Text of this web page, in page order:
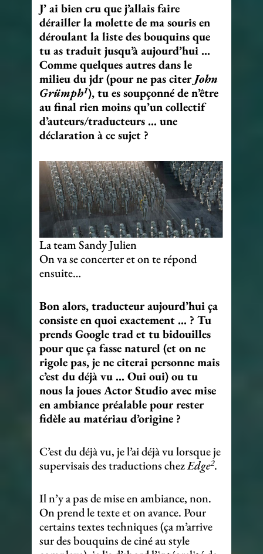
J’ ai bien cru que j’allais faire
dérailler la molette de ma souris en
déroulant la liste des bouquins que
tu as traduit jusqu’à aujourd’hui …
Comme quelques autres dans le
milieu du jdr (pour ne pas citerJohn
Grümph1), tu es soupçonné de n’être
au final rien moins qu’un collectif
d’auteurs/traducteurs … une
déclaration à ce sujet ?
La team Sandy Julien
On va se concerter et on te répond
ensuite…
Bon alors, traducteur aujourd’hui ça
consiste en quoi exactement … ? Tu
prends Google trad et tu bidouilles
pour que ça fasse naturel (et on ne
rigole pas, je ne citerai personne mais
c’est du déjà vu … Oui oui) ou tu
nous la joues Actor Studio avec mise
en ambiance préalable pour rester
fidèle au matériau d’origine ?
C’est du déjà vu, je l’ai déjà vu lorsque je
supervisais des traductions chezEdge2.
Il n’y a pas de mise en ambiance, non.
On prend le texte et on avance. Pour
certains textes techniques (ça m’arrive
sur des bouquins de ciné au style